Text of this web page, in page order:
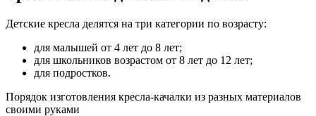
Детские кресла делятся на три категории по возрасту:
для малышей от 4 лет до 8 лет;
для школьников возрастом от 8 лет до 12 лет;
для подростков.
Порядок изготовления кресла-качалки из разных материалов
своими руками